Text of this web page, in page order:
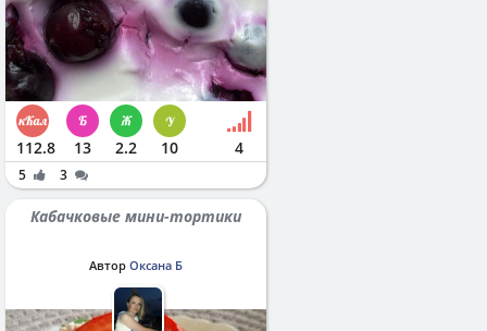
112.8 13 2.2 10 4
5 3
Кабачковые мини-тортики
Автор Оксана Б